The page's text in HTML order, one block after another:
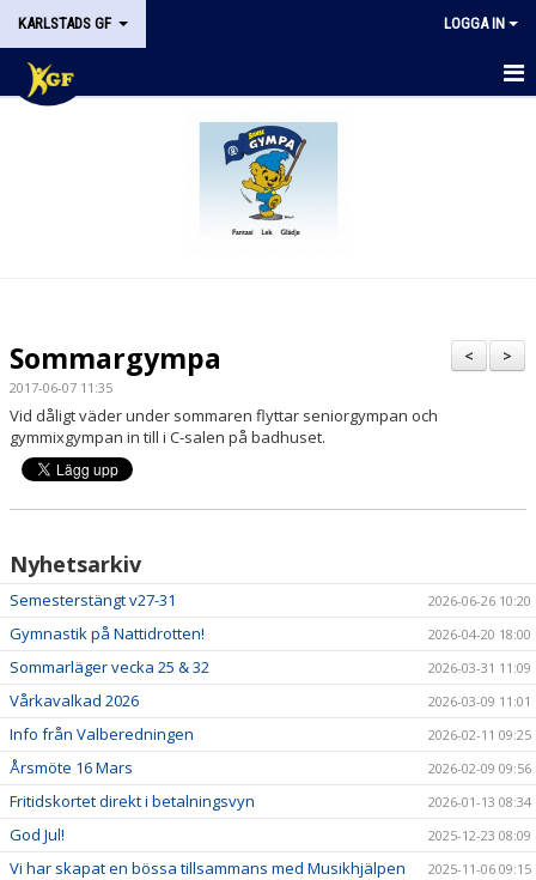
KARLSTADS GF LOGGA IN
NYHETER
KALENDER
STÖDMEDLEM
BLI LEDARE
FÖRENINGSKOLLEKTION
HYRA KGF-LOKALEN
SPONSORER
FRITIDSKORTET
>
<
Sommargympa
2017-06-07 11:35
Vid dåligt väder under sommaren flyttar seniorgympan och
gymmixgympan in till i C-salen på badhuset.
Nyhetsarkiv
Semesterstängt v27-31 2026-06-26 10:20
Gymnastik på Nattidrotten! 2026-04-20 18:00
Sommarläger vecka 25 & 32 2026-03-31 11:09
Vårkavalkad 2026 2026-03-09 11:01
Info från Valberedningen 2026-02-11 09:25
Årsmöte 16 Mars 2026-02-09 09:56
Fritidskortet direkt i betalningsvyn 2026-01-13 08:34
God Jul! 2025-12-23 08:09
Vi har skapat en bössa tillsammans med Musikhjälpen 2025-11-06 09:15